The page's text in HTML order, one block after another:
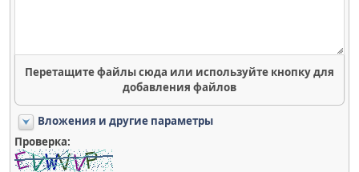
Перетащите файлы сюда или используйте кнопку для
добавления файлов
Вложения и другие параметры
Проверка: